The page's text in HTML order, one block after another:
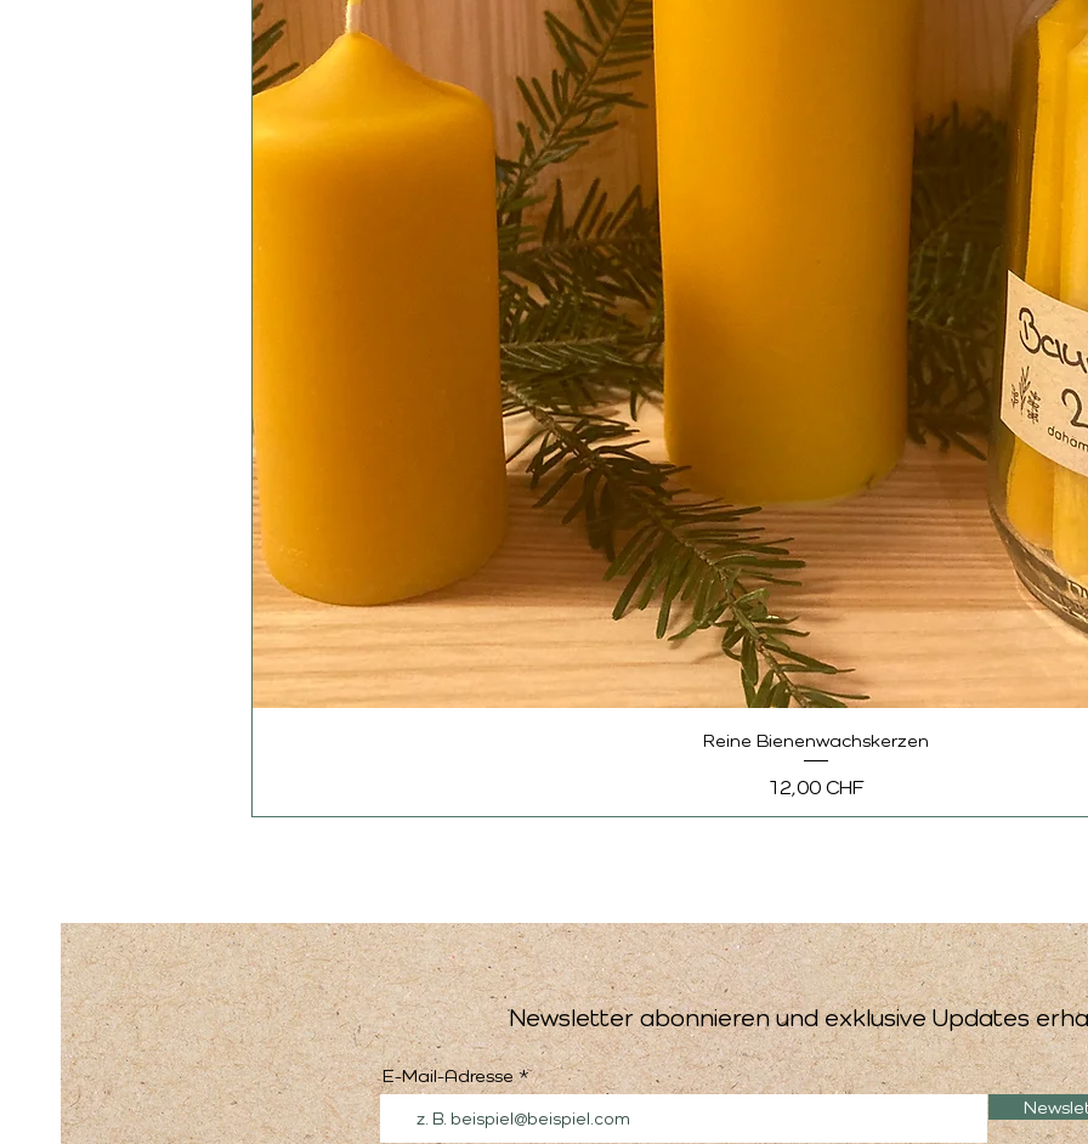
Reine Bienenwachskerzen
Preis
12,00 CHF
Newsletter abonnieren und exklusive Updates
E-Mail-Adresse